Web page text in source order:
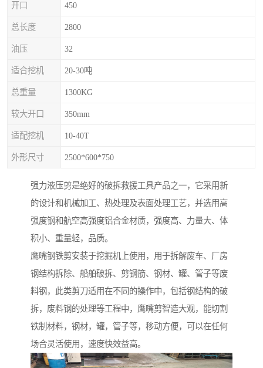
开口 450
总长度 2800
油压 32
适合挖机 20-30吨
总重量 1300KG
较大开口 350mm
适配挖机 10-40T
外形尺寸 2500*600*750
强力液压剪是绝好的破拆救援工具产品之一，它采用新
的设计和机械加工、热处理及表面处理工艺，并选用高
强度钢和航空高强度铝合金材质，强度高、力量大、体
积小、重量轻，品质。
鹰嘴钢铁剪安装于挖掘机上使用，用于拆解废车、厂房
钢结构拆除、船舶破拆、剪钢筋、钢材、罐、管子等废
料钢，此类剪刀适用在不同的操作中，包括钢结构的破
拆，废料钢的处理等工程中，鹰嘴剪智造大观，能切割
铁制材料，钢材，罐，管子等，移动方便，可以在任何
场合灵活使用，速度快效益高。